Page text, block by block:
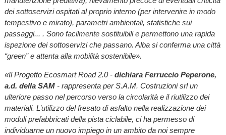
dei sottoservizi ospitati al proprio interno (per intervenire in modo
tempestivo e mirato), parametri ambientali, statistiche sui
passaggi... . Sono facilmente sostituibili e permettono una rapida
ispezione dei sottoservizi che passano. Alba si conferma una città
“green” e attenta alla mobilità sostenibile».
«Il Progetto Ecosmart Road 2.0 - dichiara Ferruccio Peperone,
a.d. della SAM- rappresenta per S.A.M. Costruzioni srl un
ulteriore passo nel percorso verso la circolarità e il riutilizzo dei
materiali. L’utilizzo del fresato di asfalto nella realizzazione dei
moduli prefabbricati della pista ciclabile, ci ha permesso di
individuarne un nuovo impiego in un ambito da noi sempre